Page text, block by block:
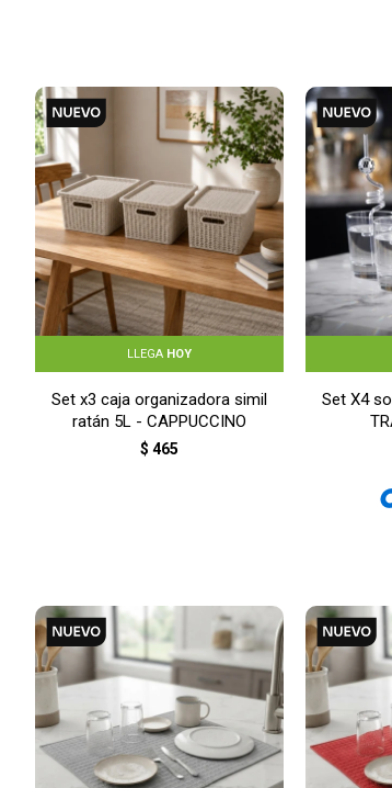
LLEGA HOY
Set x3 caja organizadora simil
ratán 5L - CAPPUCCINO
$ 465
Set X4